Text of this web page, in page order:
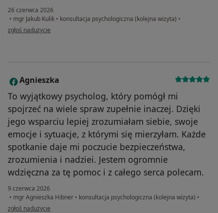
26 czerwca 2026
• mgr Jakub Kulik • konsultacja psychologiczna (kolejna wizyta) •
w opinii użytkownika Michał
zgłoś nadużycie
A Agnieszka
To wyjątkowy psycholog, który pomógł mi
spojrzeć na wiele spraw zupełnie inaczej. Dzięki
jego wsparciu lepiej zrozumiałam siebie, swoje
emocje i sytuacje, z którymi się mierzyłam. Każde
spotkanie daje mi poczucie bezpieczeństwa,
zrozumienia i nadziei. Jestem ogromnie
wdzięczna za tę pomoc i z całego serca polecam.
9 czerwca 2026
• mgr Agnieszka Hibner • konsultacja psychologiczna (kolejna wizyta) •
w opinii użytkownika Agnieszka
zgłoś nadużycie